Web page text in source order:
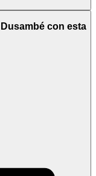
con esta